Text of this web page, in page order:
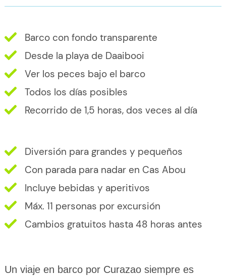
Barco con fondo transparente
Desde la playa de Daaibooi
Ver los peces bajo el barco
Todos los días posibles
Recorrido de 1,5 horas, dos veces al día
Diversión para grandes y pequeños
Con parada para nadar en Cas Abou
Incluye bebidas y aperitivos
Máx. 11 personas por excursión
Cambios gratuitos hasta 48 horas antes
Un viaje en barco por Curazao siempre es